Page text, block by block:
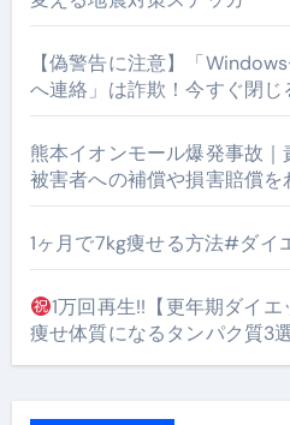
【偽警告に注意】「
へ連絡」は詐欺！今すぐ閉じ
熊本イオンモール爆発事故
被害者への補償や損害賠償
1ヶ月で7kg痩せる方法#ダ
1万回再生!!【更年期ダイ
痩せ体質になるタンパク質3